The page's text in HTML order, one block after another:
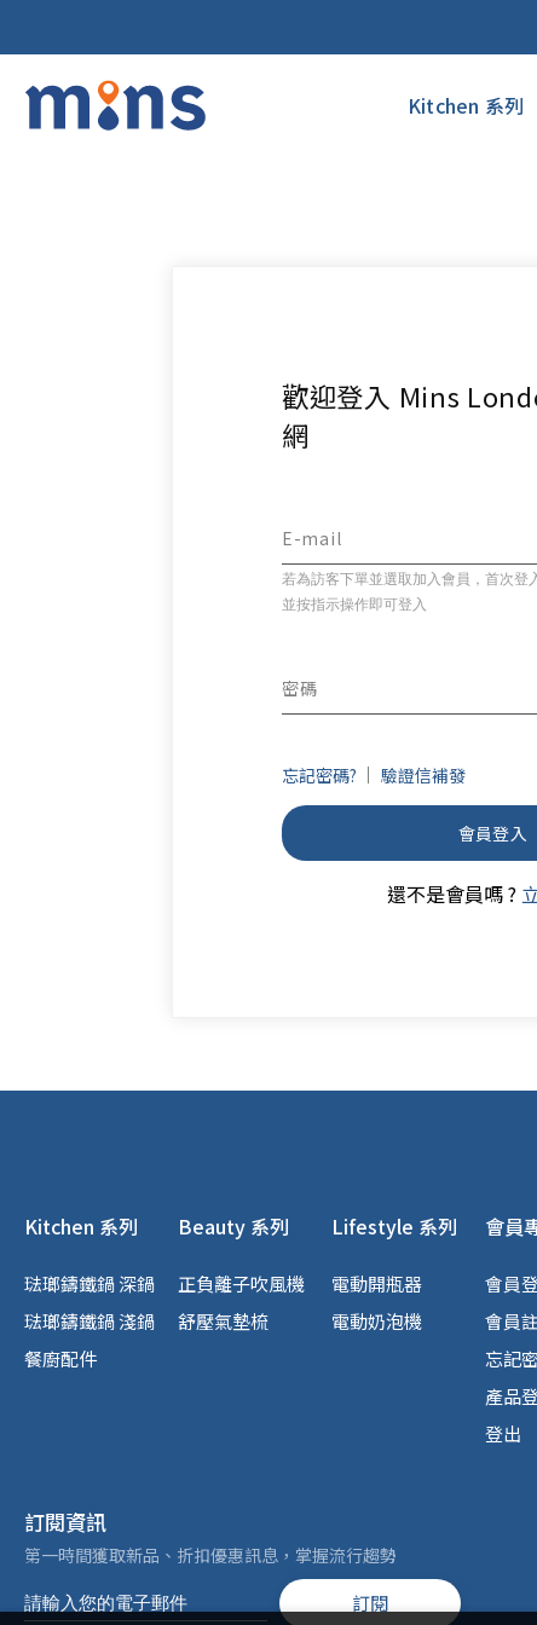
Kitchen 系列
歡迎登入 Mins
網
E-mail
若為訪客下單並選取加入會員，首次登
並按指示操作即可登入
密碼
忘記密碼? 驗證信補發
會員登入
還不是會員嗎 ?
Kitchen 系列
琺瑯鑄鐵鍋 深鍋
琺瑯鑄鐵鍋 淺鍋
餐廚配件
Beauty 系列
正負離子吹風機
舒壓氣墊梳
Lifestyle 系列
電動開瓶器
電動奶泡機
會員
會員
會員
忘記
產品
登出
訂閱資訊
第一時間獲取新品、折扣優惠訊息，掌握流行趨勢
訂閱